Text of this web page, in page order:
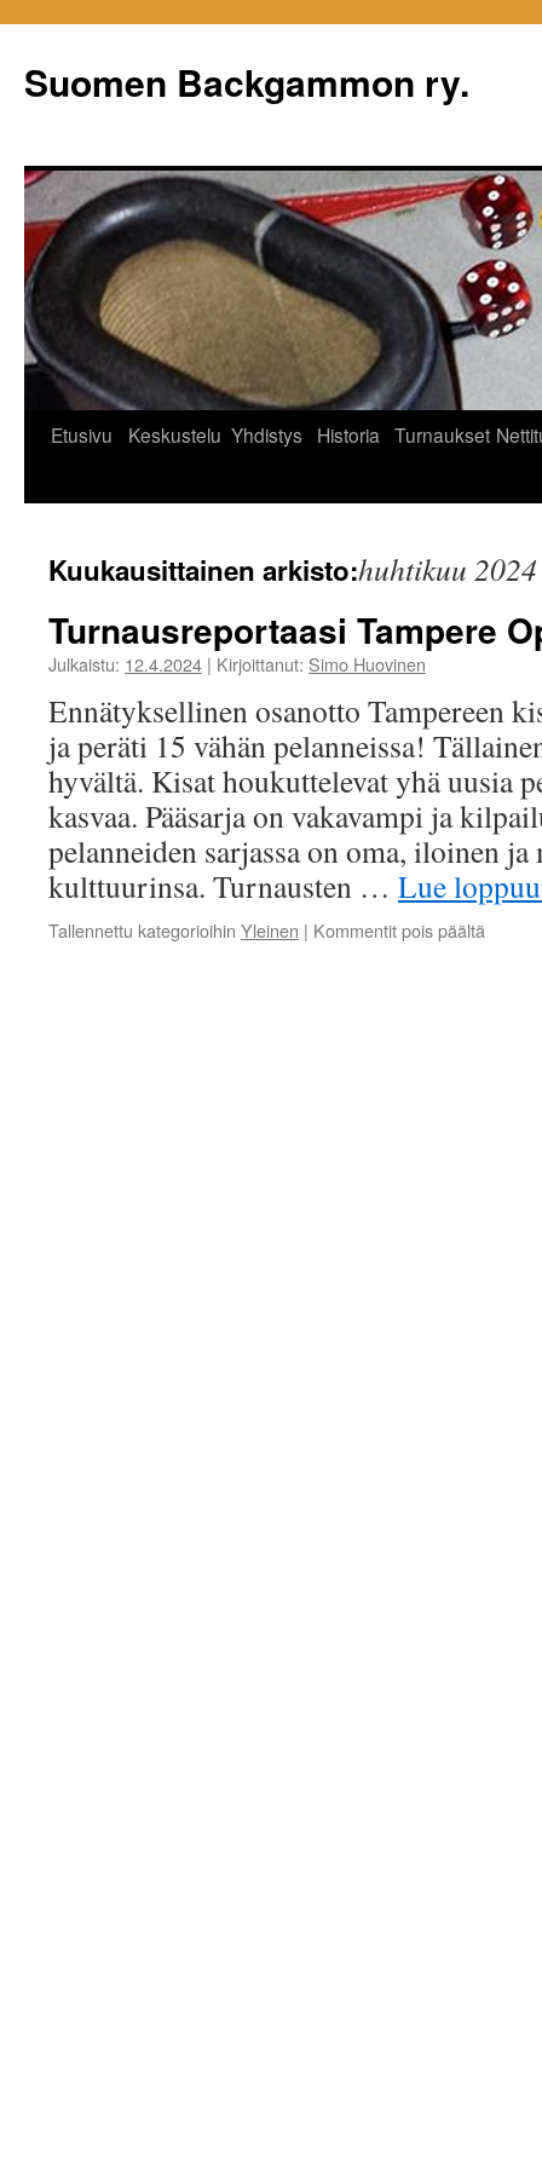
Suomen Backgammon ry.
Etusivu Keskustelu Yhdistys Historia Turnaukset
Kuukausittainen arkisto:huhtikuu 2024
Turnausreportaasi Tampere
Julkaistu: 12.4.2024 | Kirjoittanut: Simo Huovinen
Ennätyksellinen osanotto Tampereen
ja peräti 15 vähän pelanneissa!
hyvältä. Kisat houkuttelevat yhä uusia
kasvaa. Pääsarja on vakavampi ja
pelanneiden sarjassa on oma, iloinen ja
kulttuurinsa. Turnausten … Lue
Tallennettu kategorioihin Yleinen | Kommentit pois päältä